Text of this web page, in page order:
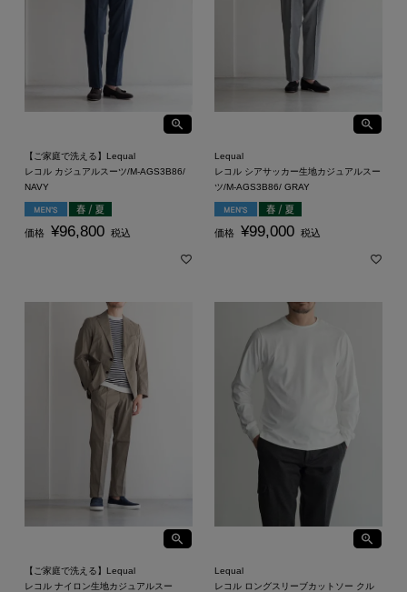
【ご家庭で洗える】Lequal
レコル カジュアルスーツ/M-AGS3B86/
NAVY
価格 ¥96,800 税込
Lequal
レコル シアサッカー生地カジュアルスー
ツ/M-AGS3B86/ GRAY
価格 ¥99,000 税込
【ご家庭で洗える】Lequal
レコル ナイロン生地カジュアルスー
Lequal
レコル ロングスリーブカットソー クル